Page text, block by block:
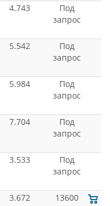
4.743
Под
запрос
5.542
Под
запрос
5.984
Под
запрос
7.704
Под
запрос
3.533
Под
запрос
3.672 13600